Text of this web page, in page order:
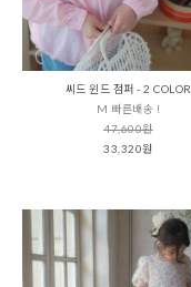
씨드 윈드 점퍼 - 2 COLOR
M 빠른배송 !
47,600원
33,320원